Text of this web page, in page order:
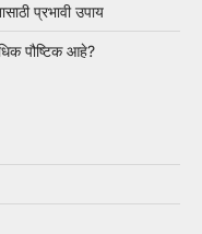
प्रभावी उपाय
पौष्टिक आहे?